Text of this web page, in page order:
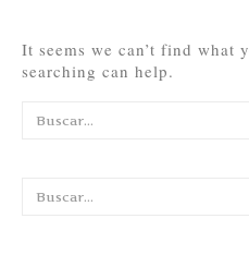
It seems we can’t find what
searching can help.